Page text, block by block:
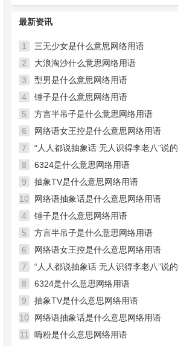
最新资讯
1
三无少女是什么意思网络用语
2
大浪淘沙什么意思网络用语
3
型男是什么意思网络用语
4
锤子是什么意思网络用语
5
方言半吊子是什么意思网络用语
6
网络语女王控是什么意思网络用语
7
“人人都说抽象话 无人识得李老八”说的
到底是怎么回事
8
6324是什么意思网络用语
9
抽象TV是什么意思网络用语
10
网络语抽象话是什么意思网络用语
4
锤子是什么意思网络用语
5
方言半吊子是什么意思网络用语
6
网络语女王控是什么意思网络用语
7
“人人都说抽象话 无人识得李老八”说的
到底是怎么回事
8
6324是什么意思网络用语
9
抽象TV是什么意思网络用语
10
网络语抽象话是什么意思网络用语
11
嗨粉是什么意思网络用语